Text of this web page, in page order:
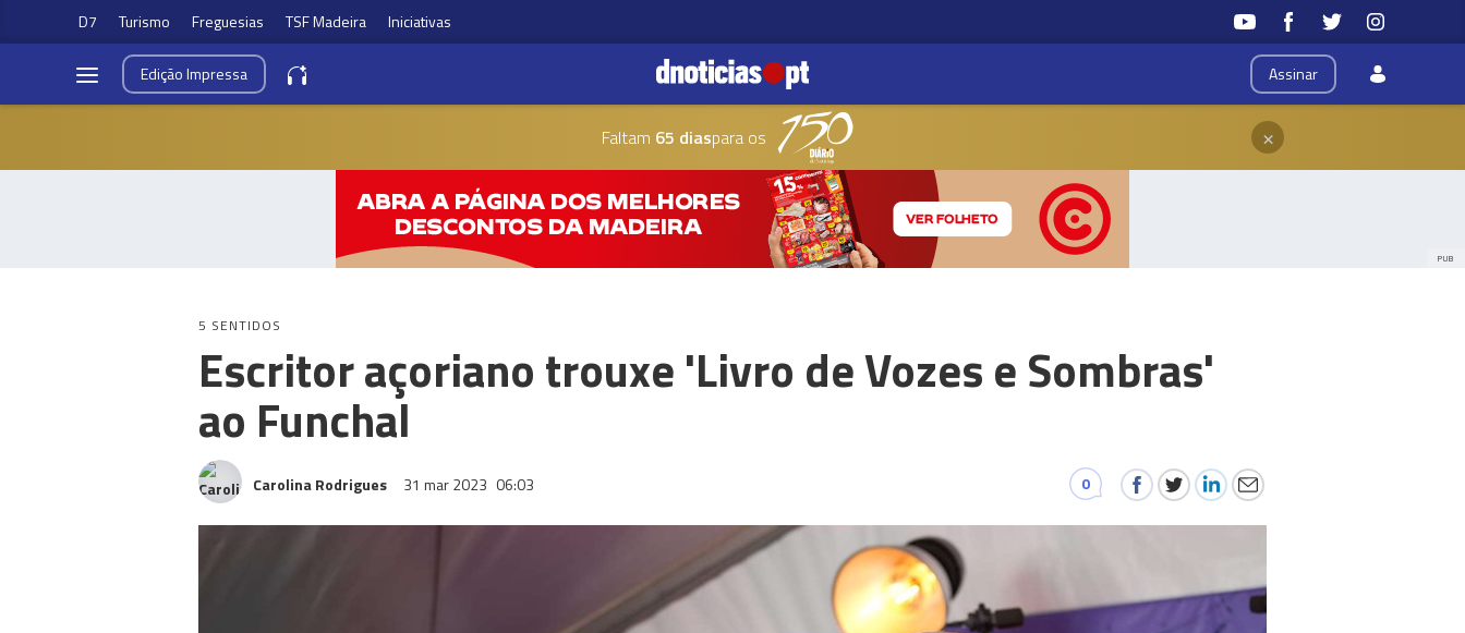
D7 Turismo Freguesias TSF Madeira Iniciativas
Assinar
EdiçãoImpressa
Faltam 65 diaspara os ×
PUB
5 SENTIDOS
Escritor açoriano trouxe 'Livro de Vozes e Sombras'
ao Funchal
Carolina Rodrigues 31 mar 2023 06:03 0